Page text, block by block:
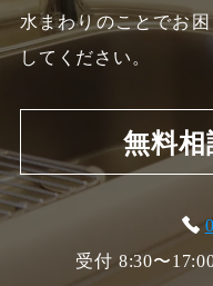
水まわりのことでお
してください。
無料相
受付 8:30〜